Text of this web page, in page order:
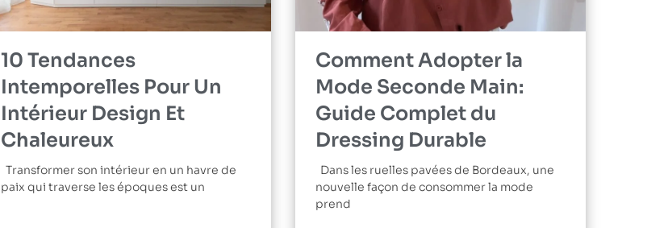
10 Tendances
Intemporelles Pour Un
Intérieur Design Et
Chaleureux
Transformer son intérieur en un havre de
paix qui traverse les époques est un
Comment Adopter la
Mode Seconde Main:
Guide Complet du
Dressing Durable
Dans les ruelles pavées de Bordeaux, une
nouvelle façon de consommer la mode
prend